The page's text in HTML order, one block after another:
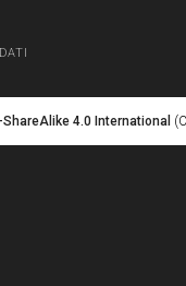
4.0 International